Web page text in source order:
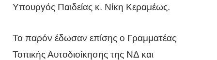
Υπουργός Παιδείας κ. Νίκη Κεραμέως.
Το παρόν έδωσαν επίσης ο Γραμματέας
Τοπικής Αυτοδιοίκησης της ΝΔ και